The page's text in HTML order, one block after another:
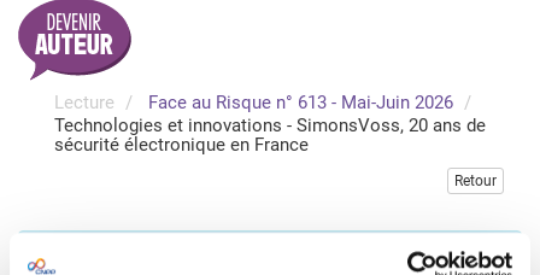
Lecture
Face au Risque n° 613 - Mai-Juin 2026
Technologies et innovations - SimonsVoss, 20 ans de
sécurité électronique en France
Retour
Veuillez vous connecter pour accéder à cette publication